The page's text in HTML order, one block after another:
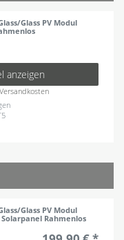
Glass PV Modul
anzeigen
Versandkosten
Glass PV Modul
Rahmenlos